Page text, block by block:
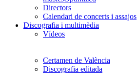
Directors
Calendari de concerts i assajos
Discografia i multimèdia
Vídeos
Certamen de València
Discografia editada